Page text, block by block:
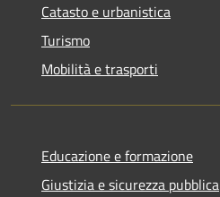
Catasto e urbanistica
Turismo
Mobilità e trasporti
Educazione e formazione
Giustizia e sicurezza pubblica